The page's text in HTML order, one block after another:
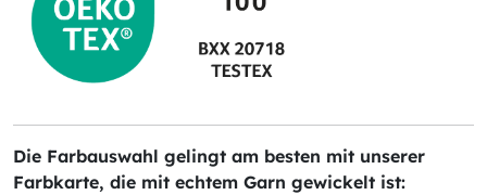
Die Farbauswahl gelingt am besten mit unserer
Farbkarte, die mit echtem Garn gewickelt ist: